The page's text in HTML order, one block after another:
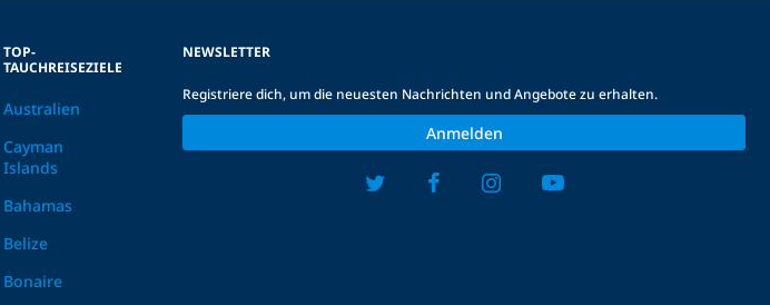
TOP-
TAUCHREISEZIELE
Australien
Cayman
Islands
Bahamas
Belize
Bonaire
NEWSLETTER
Registriere dich, um die neuesten Nachrichten und Angebote zu erhalten.
Anmelden